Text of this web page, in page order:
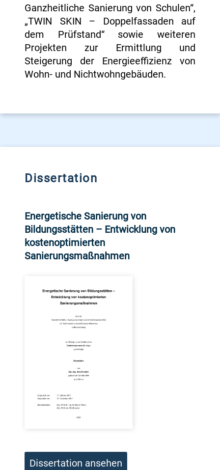
Ganzheitliche Sanierung von Schulen“,
„TWIN SKIN – Doppelfassaden auf
dem Prüfstand“ sowie weiteren
Projekten zur Ermittlung und
Steigerung der Energieeffizienz von
Wohn- und Nichtwohngebäuden.
Dissertation
Energetische Sanierung von
Bildungsstätten – Entwicklung von
kostenoptimierten
Sanierungsmaßnahmen
Dissertation ansehen